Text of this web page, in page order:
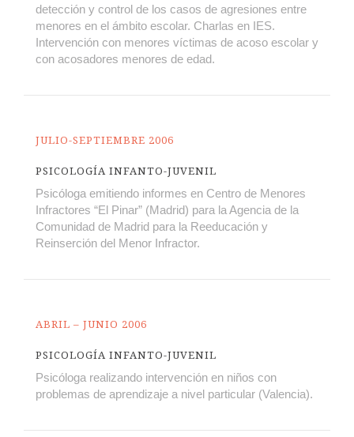
detección y control de los casos de agresiones entre
menores en el ámbito escolar. Charlas en IES.
Intervención con menores víctimas de acoso escolar y
con acosadores menores de edad.
JULIO-SEPTIEMBRE 2006
PSICOLOGÍA INFANTO-JUVENIL
Psicóloga emitiendo informes en Centro de Menores
Infractores “El Pinar” (Madrid) para la Agencia de la
Comunidad de Madrid para la Reeducación y
Reinserción del Menor Infractor.
ABRIL – JUNIO 2006
PSICOLOGÍA INFANTO-JUVENIL
Psicóloga realizando intervención en niños con
problemas de aprendizaje a nivel particular (Valencia).